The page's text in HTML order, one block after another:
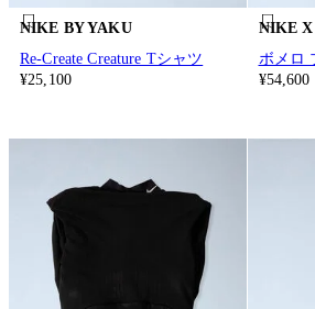
NIKE BY YAKU
Re-Create Creature Tシャツ
¥25,100
NIKE X
ボメロ
¥54,600